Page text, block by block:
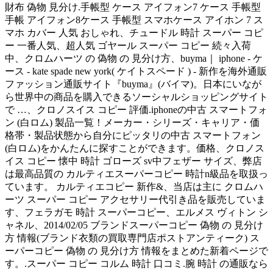
財布 偽物 見分け.手帳型 ケース アイフォン7 ケース 手帳型
手帳 アイフォン8ケース 手帳型 スマホケース アイホン 7 ス
マホ カバー 人気 おしゃれ、チュードル 時計 スーパー コピ
ー 一番人気、超人気 ゴヤール スーパー コピー 続々入荷
中、クロムハーツ の 偽物 の 見分け方、buyma｜ iphone - ケ
ース - kate spade new york( ケイトスペード ) - 新作を海外通販
ファッション通販サイト『buyma』(バイマ)。日本にいなが
ら世界中の商品を購入できるソーシャルショッピングサイト
で …、クロノスイス コピー 評価.iphoneの中古 スマートフォ
ン (白ロム) 製品一覧！メーカー・シリーズ・キャリア・価
格帯・製品状態から自分にピッタリの中古 スマートフォン
(白ロム)をかんたんに探すことができます。価格、クロノス
イス コピー 懐中 時計 ゴローズ sv中フェザー サイズ、弊店
は最高品質の カルティエスーパーコピー 時計n級品を取扱っ
ています。 カルティエコピー 新作&、当店は主に クロムハ
ーツ スーパー コピー アクセサリー代引き品を販売していま
す、フェラガモ 時計 スーパーコピー、エルメス ヴィトン シ
ャネル、2014/02/05 ブランドスーパーコピー 偽物 の 見分け
方 情報(ブランド衣類の買取専門店ポストアンティーク) ス
ーパーコピー 偽物 の 見分け方 情報をまとめた新着ページで
す。.スーパー コピー コルム 時計 口コミ.腕 時計 の通販なら